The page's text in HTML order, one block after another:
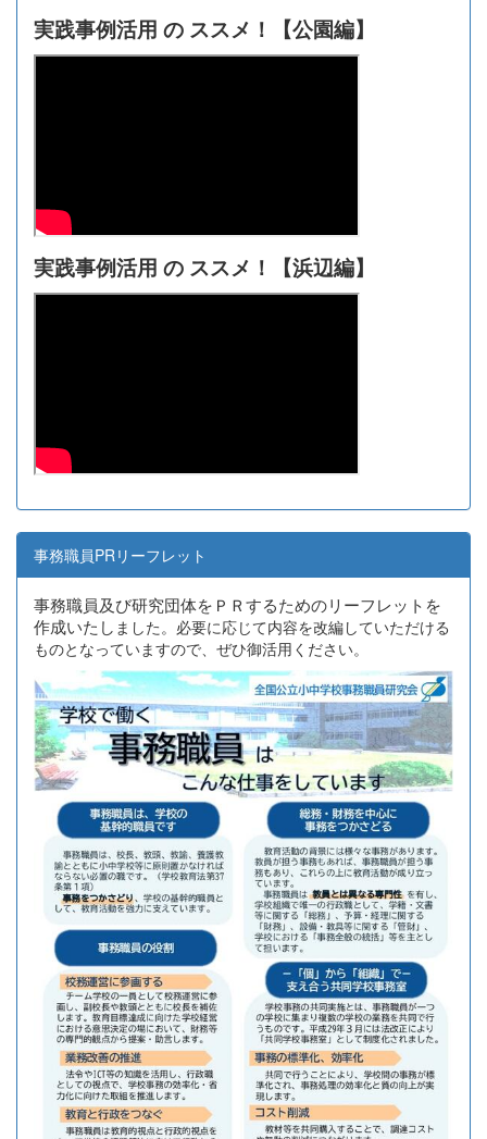
実践事例活用 の ススメ！【公園編】
実践事例活用 の ススメ！【浜辺編】
事務職員PRリーフレット
事務職員及び研究団体をＰＲするためのリーフレットを
作成いたし ました。必要に応じて内容を改編していただける
ものとなっていますので、ぜひ御活用ください。